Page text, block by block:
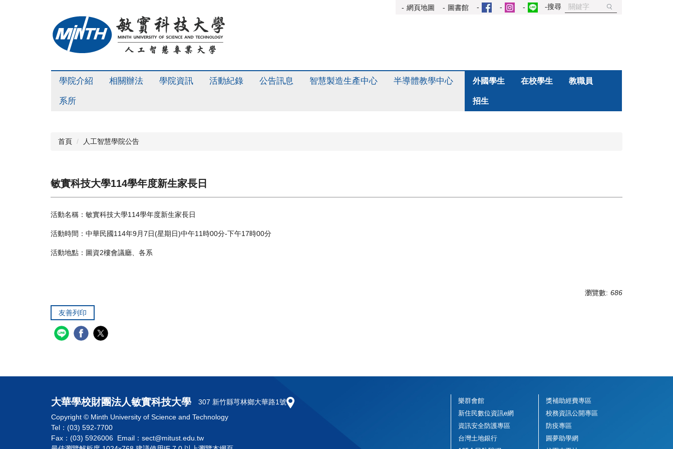
網頁地圖 圖書館
學院介紹 相關辦法 學院資訊 活動紀錄 公告訊息 智慧製造生產中心 半導體教學中心
系所
外國學生 在校學生 教職員
招生
首頁 人工智慧學院公告
敏實科技大學114學年度新生家長日
活動名稱：敏實科技大學114學年度新生家長日
活動時間：中華民國114年9月7日(星期日)中午11時00分-下午17時00分
活動地點：圖資2樓會議廳、各系
瀏覽數: 686
友善列印
大華學校財團法人敏實科技大學
307 新竹縣芎林鄉大華路1號
Copyright © Minth University of Science and Technology
Tel：(03) 592-7700
Fax：(03) 5926006 Email：sect@mitust.edu.tw
樂群會館
獎補助經費專區
新住民數位資訊e網
校務資訊公開專區
資訊安全防護專區
防疫專區
台灣土地銀行
圓夢助學網